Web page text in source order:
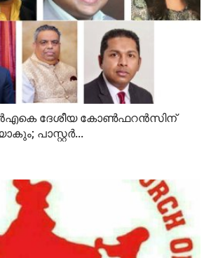
ദേശീയ കോൺഫറൻസിന്
പാസ്റ്റർ...